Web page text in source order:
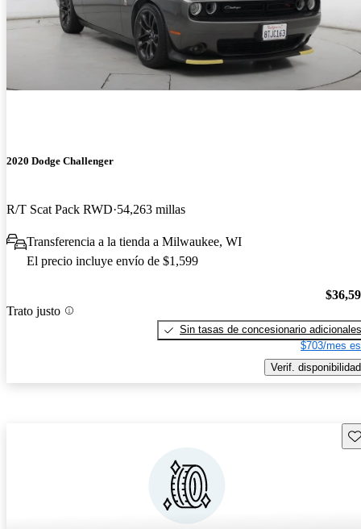
2020 Dodge Challenger
R/T Scat Pack RWD 54,263 millas
Transferencia a la tienda a Milwaukee, WI
El precio incluye envío de $1,599
Trato justo
Sin tasas de concesionario adicionales
$703/mes
Verif. disponibilidad